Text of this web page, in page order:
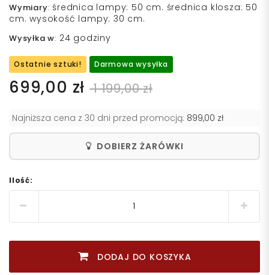
Wymiary: średnica lampy: 50 cm. średnica klosza: 50
cm. wysokość lampy: 30 cm.
Wysyłka w: 24 godziny
Ostatnie sztuki! Darmowa wysyłka
699,00 zł 1 199,00 zł
Najniższa cena z 30 dni przed promocją: 899,00 zł
DOBIERZ ŻARÓWKI
Ilość:
DODAJ DO KOSZYKA